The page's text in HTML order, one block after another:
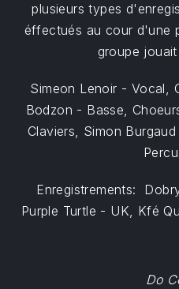
plusieurs types
éffectués au cour d'une
groupe
Simeon Lenoir - Vocal,
Bodzon - Basse,
Claviers, Simon
Enregistrements:
Purple Turtle - UK, Kfé
Do